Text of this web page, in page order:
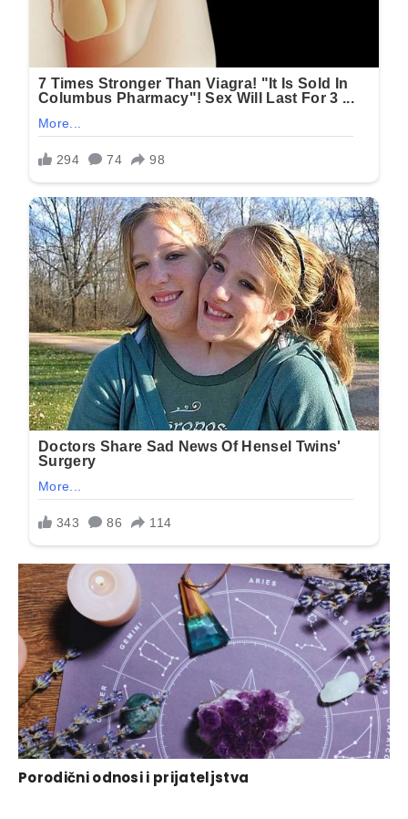
Porodični odnosi i prijateljstva